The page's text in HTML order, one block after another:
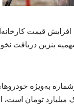
قیمت
بنزین دریافت
به‌ویژه
میلیارد تومان